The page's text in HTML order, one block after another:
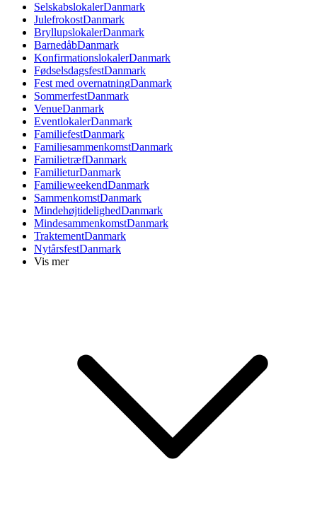
SelskabslokalerDanmark
JulefrokostDanmark
BryllupslokalerDanmark
BarnedåbDanmark
KonfirmationslokalerDanmark
FødselsdagsfestDanmark
Fest med overnatningDanmark
SommerfestDanmark
VenueDanmark
EventlokalerDanmark
FamiliefestDanmark
FamiliesammenkomstDanmark
FamilietræfDanmark
FamilieturDanmark
FamilieweekendDanmark
SammenkomstDanmark
MindehøjtidelighedDanmark
MindesammenkomstDanmark
TraktementDanmark
NytårsfestDanmark
Vis mer